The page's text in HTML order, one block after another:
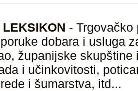
LEKSIKON - Trgovačko
dobara i usluga
županijske
i učinkovitosti,
i šumarstva, itd...